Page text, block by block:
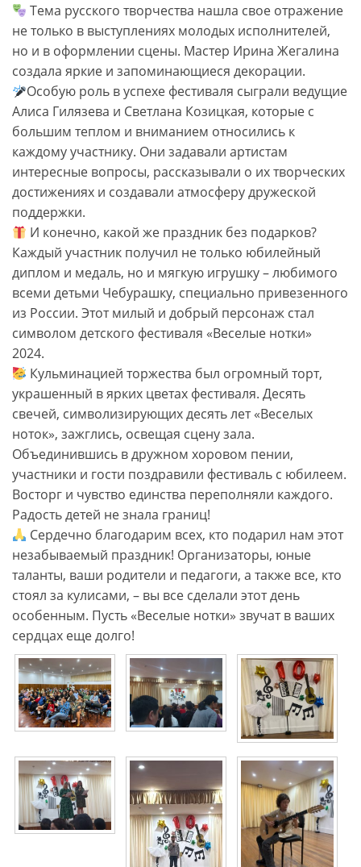
Тема русского творчества нашла свое отражение
не только в выступлениях молодых исполнителей,
но и в оформлении сцены. Мастер Ирина Жегалина
создала яркие и запоминающиеся декорации.
Особую роль в успехе фестиваля сыграли ведущие
Алиса Гилязева и Светлана Козицкая, которые с
большим теплом и вниманием относились к
каждому участнику. Они задавали артистам
интересные вопросы, рассказывали о их творческих
достижениях и создавали атмосферу дружеской
поддержки.
И конечно, какой же праздник без подарков?
Каждый участник получил не только юбилейный
диплом и медаль, но и мягкую игрушку – любимого
всеми детьми Чебурашку, специально привезенного
из России. Этот милый и добрый персонаж стал
символом детского фестиваля «Веселые нотки»
2024.
Кульминацией торжества был огромный торт,
украшенный в ярких цветах фестиваля. Десять
свечей, символизирующих десять лет «Веселых
ноток», зажглись, освещая сцену зала.
Объединившись в дружном хоровом пении,
участники и гости поздравили фестиваль с юбилеем.
Восторг и чувство единства переполняли каждого.
Радость детей не знала границ!
Сердечно благодарим всех, кто подарил нам этот
незабываемый праздник! Организаторы, юные
таланты, ваши родители и педагоги, а также все, кто
стоял за кулисами, – вы все сделали этот день
особенным. Пусть «Веселые нотки» звучат в ваших
сердцах еще долго!